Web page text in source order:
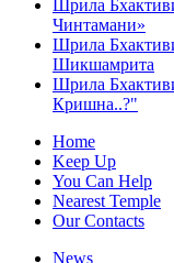
Шрила
Чинтамани»
Шрила
Шикшамрита
Шрила
Кришна..?"
Home
Keep Up
You Can Help
Nearest Temple
Our Contacts
News